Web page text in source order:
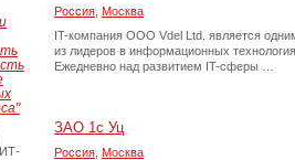
Россия Москва
IT-компания ООО Vdel Ltd. является
из лидеров в информационных
Ежедневно над развитием IT-сферы …
ЗАО 1с Уц
Россия Москва
ИТ-